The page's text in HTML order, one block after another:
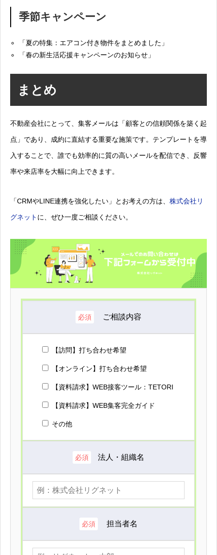
季節キャンペーン
「夏の特集：エアコン付き物件をまとめました」
「春の新生活応援キャンペーンのお知らせ」
まとめ
不動産会社にとって、集客メールは「顧客との信頼関係を築く起
点」であり、成約に直結する重要な施策です。テンプレートを導
入することで、誰でも効率的に質の高いメールを配信でき、反響
率や来店率を大幅に向上できます。
「CRMやLINE連携を強化したい」とお考えの方は、 株式会社リ
グネット に、ぜひ一度ご相談ください。
必須 ご相談内容
【訪問】打ち合わせ希望
【オンライン】打ち合わせ希望
【資料請求】WEB接客ツール：TETORI
【資料請求】WEB集客完全ガイド
その他
必須 法人・組織名
必須 担当者名